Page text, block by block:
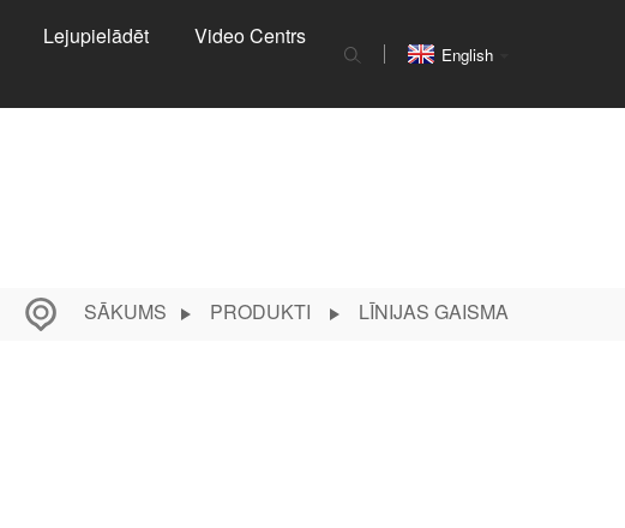
Lejupielādēt
Video Centrs
English
SĀKUMS PRODUKTI LĪNIJAS GAISMA